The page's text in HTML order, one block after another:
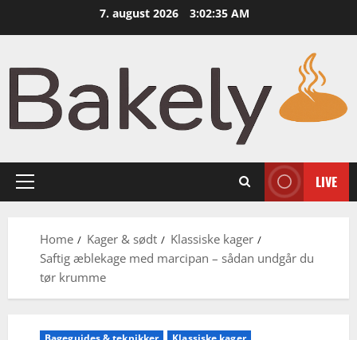
7. august 2026 3:02:36 AM
Primary
LIVE
Home Kager & sødt
Klassiske kager
Saftig æblekage med marcipan – sådan undgår du
tør krumme